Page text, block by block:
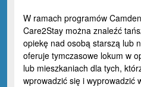
W ramach programów
Care2Stay można znaleźć
opiekę nad osobą starszą lub
oferuje tymczasowe lokum w
lub mieszkaniach dla tych,
wprowadzić się i wyprowadzić